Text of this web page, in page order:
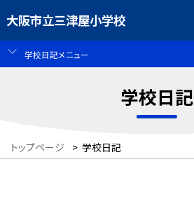
大阪市立三津屋小学校
学校日記メニュー
学校日記
トップページ > 学校日記